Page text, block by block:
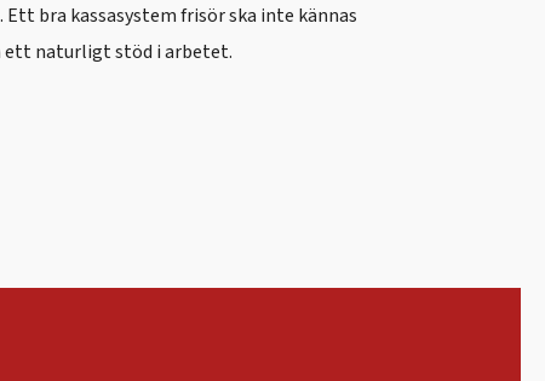
Ett bra kassasystem frisör ska inte kännas
ett naturligt stöd i arbetet.